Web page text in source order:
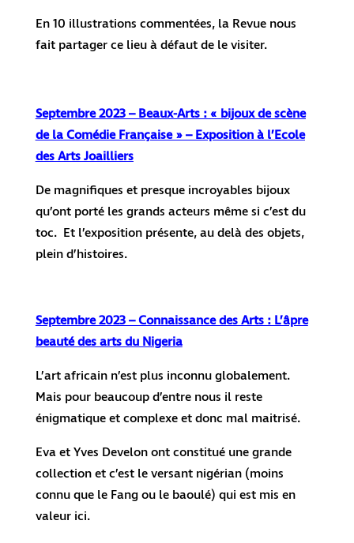
En 10 illustrations commentées, la Revue nous
fait partager ce lieu à défaut de le visiter.
Septembre 2023 – Beaux-Arts : « bijoux de scène
de la Comédie Française » – Exposition à l’Ecole
des Arts Joailliers
De magnifiques et presque incroyables bijoux
qu’ont porté les grands acteurs même si c’est du
toc. Et l’exposition présente, au delà des objets,
plein d’histoires.
Septembre 2023 – Connaissance des Arts : L’âpre
beauté des arts du Nigeria
L’art africain n’est plus inconnu globalement.
Mais pour beaucoup d’entre nous il reste
énigmatique et complexe et donc mal maitrisé.
Eva et Yves Develon ont constitué une grande
collection et c’est le versant nigérian (moins
connu que le Fang ou le baoulé) qui est mis en
valeur ici.